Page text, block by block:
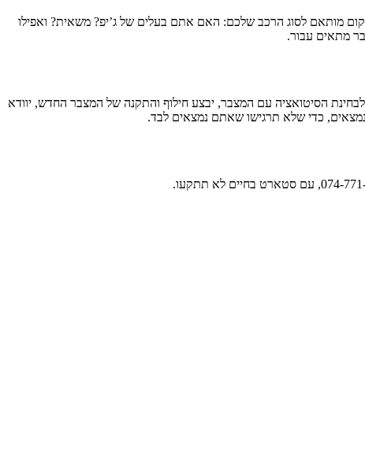
מותאם לסוג הרכב שלכם: האם אתם בעלים של ג’יפ? משאית? ואפילו
מתאים עבור.
הסיטואציה עם המצבר, יבצע חילוף והתקנה של המצבר החדש, יוודא
כדי שלא תרגישו שאתם נמצאים לבד.